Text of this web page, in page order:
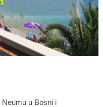
Neumu u Bosni i